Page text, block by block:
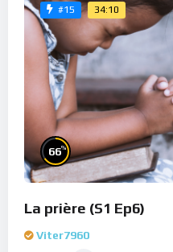
#15 34:10
66%
La prière (S1 Ep6)
Viter7960